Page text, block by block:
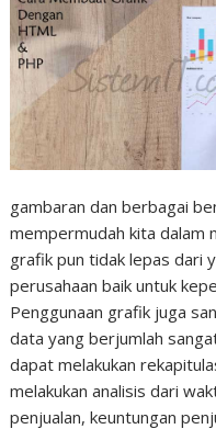
gambaran dan berbagai
mempermudah kita dalam
grafik pun tidak lepas dari
perusahaan baik untuk
Penggunaan grafik juga
data yang berjumlah
dapat melakukan
melakukan analisis dari
penjualan, keuntungan